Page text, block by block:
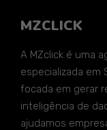
MZCLICK
A MZclick é uma
especializada em
focada em gerar
inteligência de
ajudamos